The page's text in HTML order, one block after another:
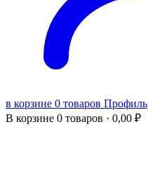
в корзине 0 товаров Профиль
В корзине 0 товаров · 0,00 ₽